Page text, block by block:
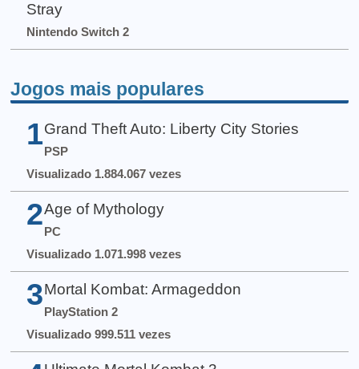
Stray
Nintendo Switch 2
Jogos mais populares
1 Grand Theft Auto: Liberty City Stories
PSP
Visualizado 1.884.067 vezes
2 Age of Mythology
PC
Visualizado 1.071.998 vezes
3 Mortal Kombat: Armageddon
PlayStation 2
Visualizado 999.511 vezes